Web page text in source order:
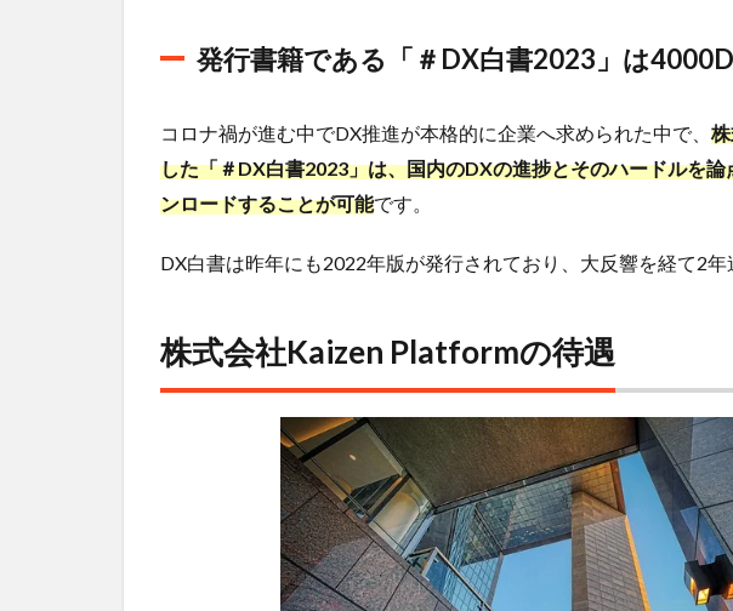
発行書籍である「＃DX白書2023」は
コロナ禍が進む中でDX推進が本格的に企業へ求められた中で、
した「＃DX白書2023」は、国内のDXの進捗とそのハードルを
ンロードすることが可能です。
DX白書は昨年にも2022年版が発行されており、大反響を経て2年
株式会社Kaizen Platformの待遇